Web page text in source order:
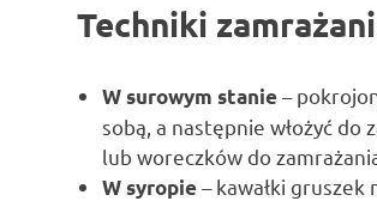
Techniki
W surowym stanie–
sobą, a następnie włożyć do
lub woreczków do
W syropie– kawałki